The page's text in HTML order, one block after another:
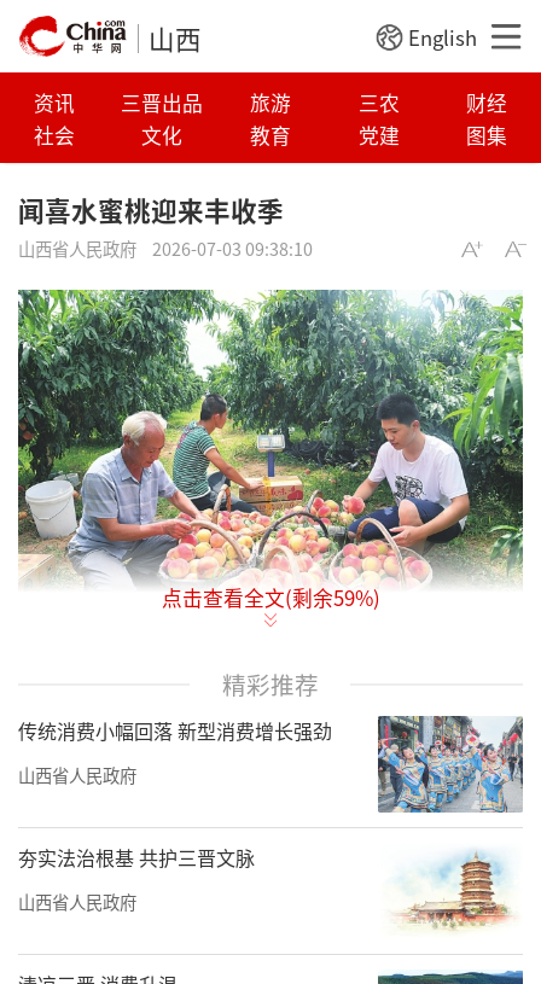
山西 English
资讯 三晋出品 旅游 三农
财经
社会
文化 教育 党建 图集
闻喜水蜜桃迎来丰收季
山西省人民政府 2026-07-03 09:38:10
仲夏时节，闻喜县阳隅镇回坑村千亩水蜜
桃喜获丰收，沉甸甸的果实挂满枝头，果农忙
着采摘分拣，林间地头一派繁忙景象。
近年来，回坑村深耕特色林果产业，推行
标准化种植、一体化产销模式，实现果品优质
优价、产销两旺，小小水蜜桃变身富民兴村
的“甜蜜产业”，为乡村振兴注入新动能。
点击查看全文(剩余59%)
精彩推荐
传统消费小幅回落 新型消费增长强劲
山西省人民政府
夯实法治根基 共护三晋文脉
山西省人民政府